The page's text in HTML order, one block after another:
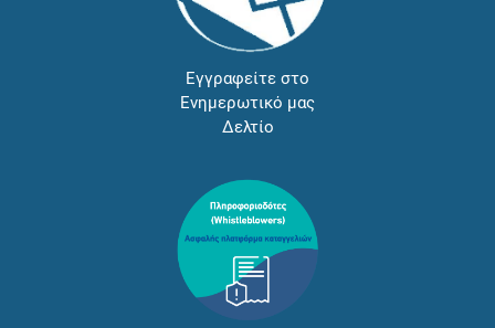
Εγγραφείτε στο
Ενημερωτικό μας
Δελτίο